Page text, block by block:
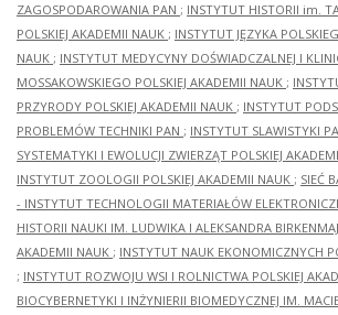
ZAGOSPODAROWANIA PAN ; INSTYTUT HISTORII im.
POLSKIEJ AKADEMII NAUK ; INSTYTUT JĘZYKA
NAUK ; INSTYTUT MEDYCYNY DOŚWIADCZALNEJ I
MOSSAKOWSKIEGO POLSKIEJ AKADEMII NAUK ;
PRZYRODY POLSKIEJ AKADEMII NAUK ; INSTYTUT
PROBLEMÓW TECHNIKI PAN ; INSTYTUT SLAWISTYKI
SYSTEMATYKI I EWOLUCJI ZWIERZĄT POLSKIEJ
INSTYTUT ZOOLOGII POLSKIEJ AKADEMII NAUK ; SIEĆ
- INSTYTUT TECHNOLOGII MATERIAŁÓW
HISTORII NAUKI IM. LUDWIKA I ALEKSANDRA
AKADEMII NAUK ; INSTYTUT NAUK EKONOMICZNYCH
; INSTYTUT ROZWOJU WSI I ROLNICTWA POLSKIEJ
BIOCYBERNETYKI I INŻYNIERII BIOMEDYCZNEJ IM.